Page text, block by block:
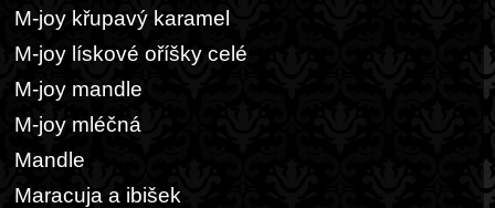
M-joy křupavý karamel
M-joy lískové oříšky celé
M-joy mandle
M-joy mléčná
Mandle
Maracuja a ibišek